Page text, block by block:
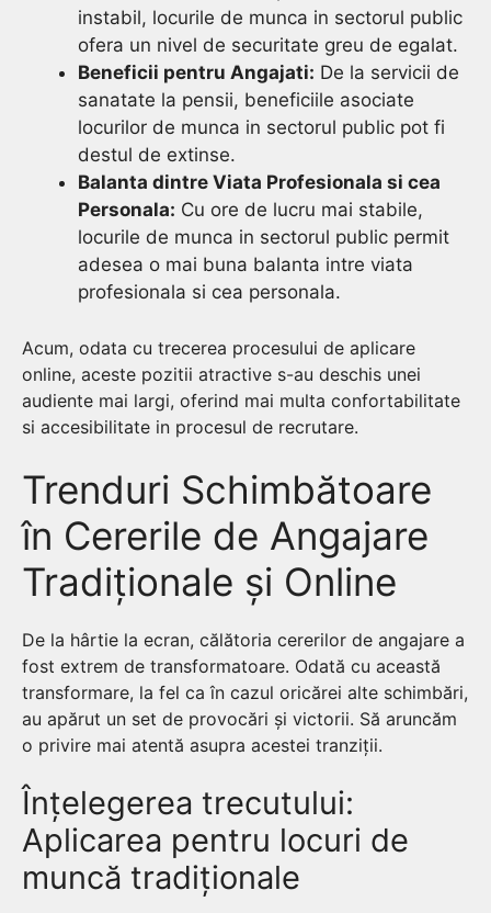
instabil, locurile de munca in sectorul public
ofera un nivel de securitate greu de egalat.
Beneficii pentru Angajati: De la servicii de
sanatate la pensii, beneficiile asociate
locurilor de munca in sectorul public pot fi
destul de extinse.
Balanta dintre Viata Profesionala si cea
Personala: Cu ore de lucru mai stabile,
locurile de munca in sectorul public permit
adesea o mai buna balanta intre viata
profesionala si cea personala.
Acum, odata cu trecerea procesului de aplicare
online, aceste pozitii atractive s-au deschis unei
audiente mai largi, oferind mai multa confortabilitate
si accesibilitate in procesul de recrutare.
Trenduri Schimbătoare
în Cererile de Angajare
Tradiționale și Online
De la hârtie la ecran, călătoria cererilor de angajare a
fost extrem de transformatoare. Odată cu această
transformare, la fel ca în cazul oricărei alte schimbări,
au apărut un set de provocări și victorii. Să aruncăm
o privire mai atentă asupra acestei tranziții.
Înțelegerea trecutului:
Aplicarea pentru locuri de
muncă tradiționale